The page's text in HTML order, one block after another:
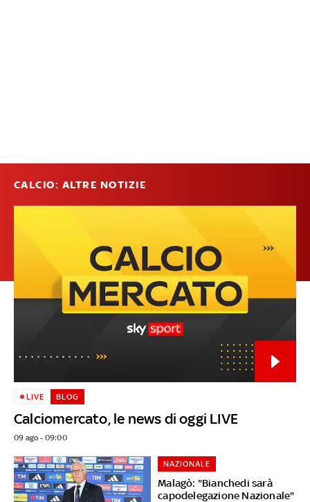
CALCIO: ALTRE NOTIZIE
Calciomercato, le news di oggi LIVE
LIVE BLOG
09 ago - 09:00
Malagò: "Bianchedi sarà
capodelegazione Nazionale"
NAZIONALE